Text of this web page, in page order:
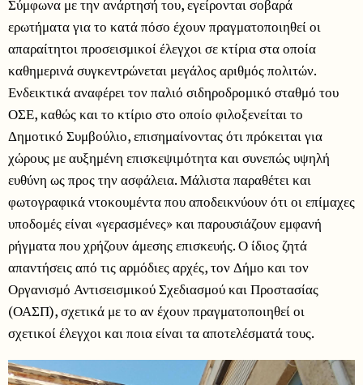
Σύμφωνα με την ανάρτησή του, εγείρονται σοβαρά
ερωτήματα για το κατά πόσο έχουν πραγματοποιηθεί οι
απαραίτητοι προσεισμικοί έλεγχοι σε κτίρια στα οποία
καθημερινά συγκεντρώνεται μεγάλος αριθμός πολιτών.
Ενδεικτικά αναφέρει τον παλιό σιδηροδρομικό σταθμό του
ΟΣΕ, καθώς και το κτίριο στο οποίο φιλοξενείται το
Δημοτικό Συμβούλιο, επισημαίνοντας ότι πρόκειται για
χώρους με αυξημένη επισκεψιμότητα και συνεπώς υψηλή
ευθύνη ως προς την ασφάλεια. Μάλιστα παραθέτει και
φωτογραφικά ντοκουμέντα που αποδεικνύουν ότι οι επίμαχες
υποδομές είναι «γερασμένες» και παρουσιάζουν εμφανή
ρήγματα που χρήζουν άμεσης επισκευής. Ο ίδιος ζητά
απαντήσεις από τις αρμόδιες αρχές, τον Δήμο και τον
Οργανισμό Αντισεισμικού Σχεδιασμού και Προστασίας
(ΟΑΣΠ), σχετικά με το αν έχουν πραγματοποιηθεί οι
σχετικοί έλεγχοι και ποια είναι τα αποτελέσματά τους.